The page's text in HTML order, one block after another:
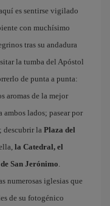
es sentirse vigilado
con muchísimo
tras su andadura
la tumba del Apóstol
de punta a punta:
aromas de la mejor
ambos lados; pasear por
descubrir la Plaza del
la Catedral, el
San Jerónimo.
numerosas iglesias que
de su fotogénico